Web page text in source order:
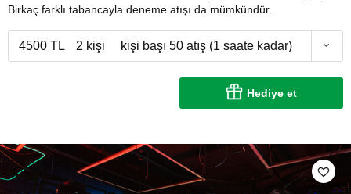
Birkaç farklı tabancayla deneme atışı da mümkündür.
4500 TL 2 kişi kişi başı 50 atış (1 saate kadar)
Hediye et